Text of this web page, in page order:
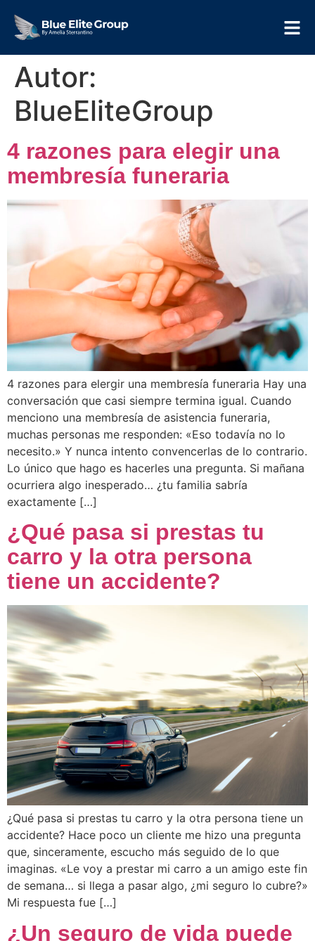
Autor:
BlueEliteGroup
4 razones para elegir una
membresía funeraria
4 razones para elergir una membresía funeraria Hay una
conversación que casi siempre termina igual. Cuando
menciono una membresía de asistencia funeraria,
muchas personas me responden: «Eso todavía no lo
necesito.» Y nunca intento convencerlas de lo contrario.
Lo único que hago es hacerles una pregunta. Si mañana
ocurriera algo inesperado… ¿tu familia sabría
exactamente […]
¿Qué pasa si prestas tu
carro y la otra persona
tiene un accidente?
¿Qué pasa si prestas tu carro y la otra persona tiene un
accidente? Hace poco un cliente me hizo una pregunta
que, sinceramente, escucho más seguido de lo que
imaginas. «Le voy a prestar mi carro a un amigo este fin
de semana… si llega a pasar algo, ¿mi seguro lo cubre?»
Mi respuesta fue […]
¿Un seguro de vida puede